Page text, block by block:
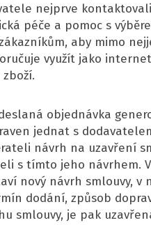
nejprve
péče a pomoc s
aby mimo
využít jako
objednávka
jednat s
návrh na uzavření
s tímto jeho návrhem.
nový návrh smlouvy,
dodání, způsob
smlouvy, je pak